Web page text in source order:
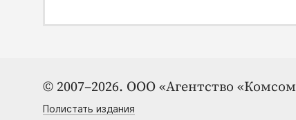
© 2007–2026. ООО «Агентство
Полистать издания